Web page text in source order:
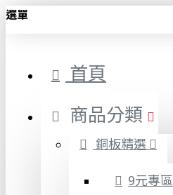
選單
首頁
商品分類
銅板精選
9元專區